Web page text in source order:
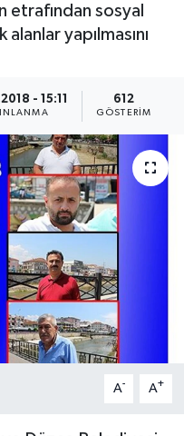
etrafından sosyal
yapılmasını
- 15:11 612
GÖSTERIM
A- A+